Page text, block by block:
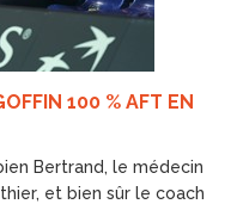
100 % AFT EN
Bertrand, le médecin
et bien sûr le coach